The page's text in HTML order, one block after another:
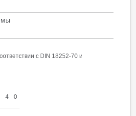
с DIN 18252-70 и
4 0